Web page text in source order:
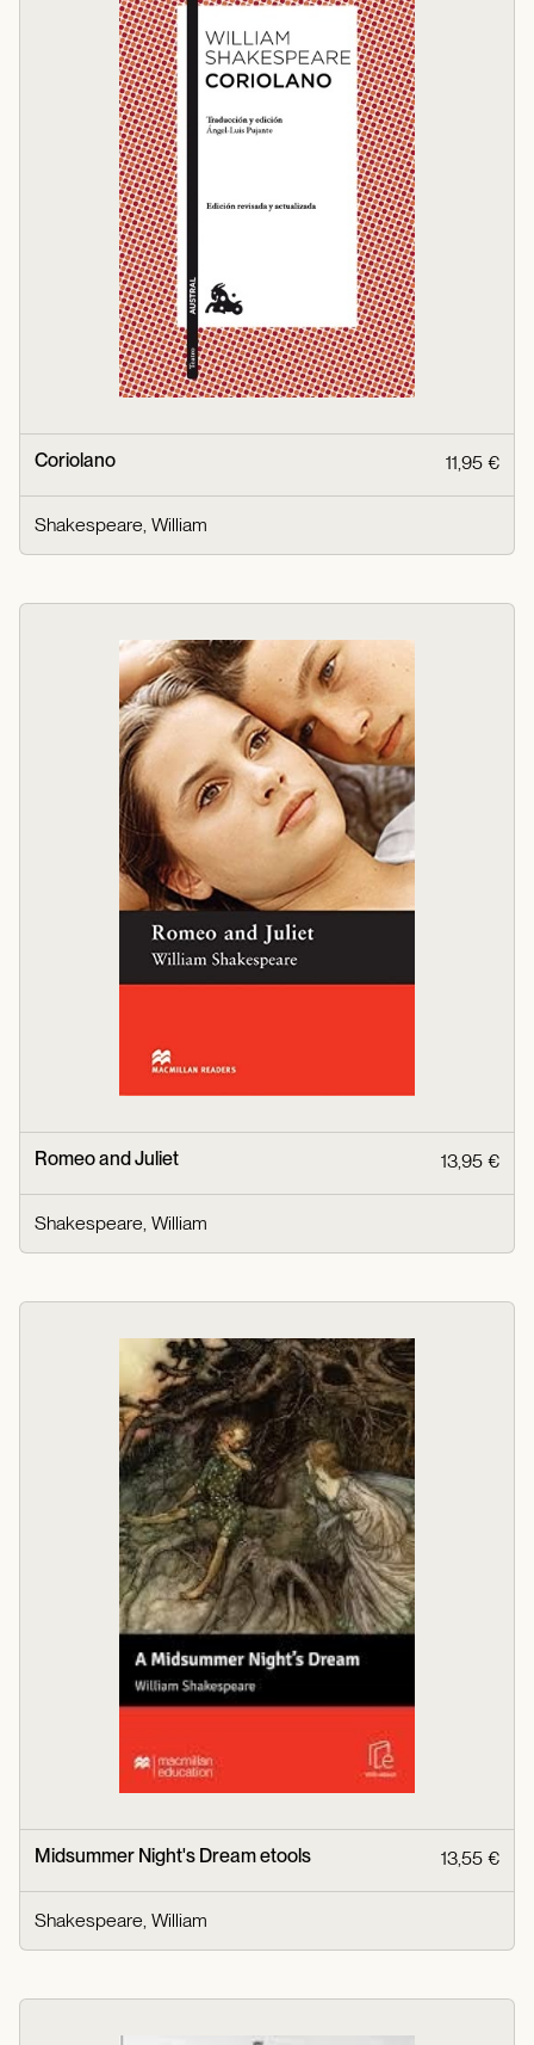
Coriolano 11,95 €
Shakespeare, William
Romeo and Juliet 13,95 €
Shakespeare, William
Midsummer Night's Dream etools 13,55 €
Shakespeare, William